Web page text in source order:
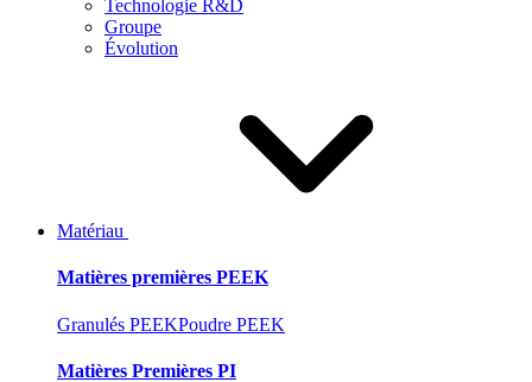
Technologie R&D
Groupe
Évolution
Matériau
Matières premières PEEK
Granulés PEEKPoudre PEEK
Matières Premières PI